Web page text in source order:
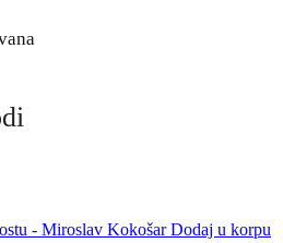
Dodaj u korpu